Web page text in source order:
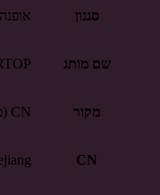
סגנון אופנה
שם מותג
מקור CN (מקור)
CN